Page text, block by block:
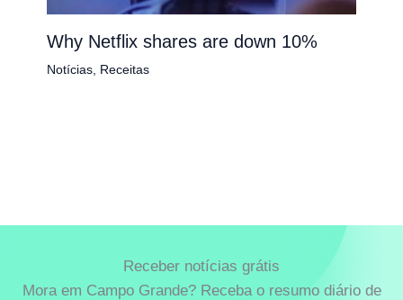
Why Netflix shares are down 10%
Notícias, Receitas
Receber notícias grátis
Mora em Campo Grande? Receba o resumo diário de